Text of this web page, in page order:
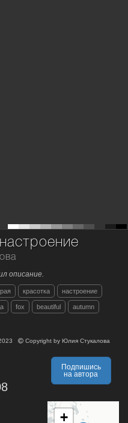
описание.
красотка настроение
fox beautiful autumn
Copyright by Юлия Стукалова
Подпишись
на автора
+